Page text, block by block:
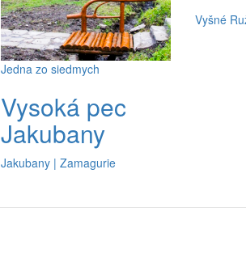
Jedna zo siedmych
Vysoká pec
Jakubany
Jakubany | Zamagurie
Vyšné